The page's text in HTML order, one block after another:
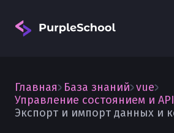
Главная База знаний vue
Управление состоянием и API